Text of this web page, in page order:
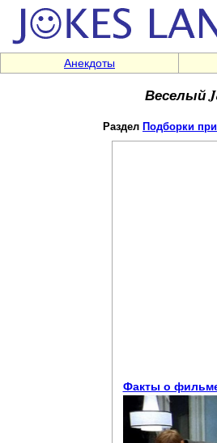
Анекдоты
Веселый
Раздел Подборки
Факты о